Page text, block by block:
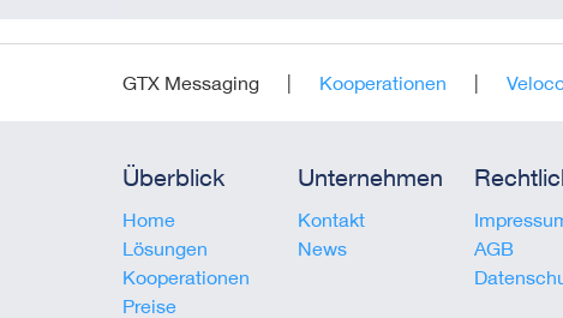
GTX Messaging Kooperationen
Überblick
Home
Lösungen
Kooperationen
Preise
Unternehmen
Kontakt
News
AGB